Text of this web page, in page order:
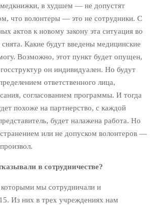
в худшем — не допустят
что волонтеры — это не сотрудники. С
актов к новому закону эта ситуация во
Какие будут введены медицинские
Возможно, этот пункт будет опущен,
он индивидуален. Но будут
ответственного лица,
согласованием программы. И тогда
похоже на партнерство, с каждой
будет налажена работа. Но
или не допуском волонтеров —
в сотрудничестве?
мы сотрудничали и
Из них в трех учреждениях нам